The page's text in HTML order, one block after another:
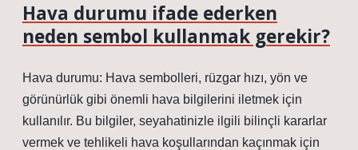
Hava durumu ifade ederken
neden sembol kullanmak gerekir?
Hava durumu: Hava sembolleri, rüzgar hızı, yön ve
görünürlük gibi önemli hava bilgilerini iletmek için
kullanılır. Bu bilgiler, seyahatinizle ilgili bilinçli kararlar
vermek ve tehlikeli hava koşullarından kaçınmak için